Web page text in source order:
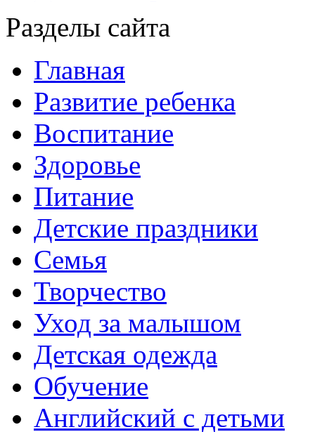
Разделы сайта
Главная
Развитие ребенка
Воспитание
Здоровье
Питание
Детские праздники
Семья
Творчество
Уход за малышом
Детская одежда
Обучение
Английский с детьми